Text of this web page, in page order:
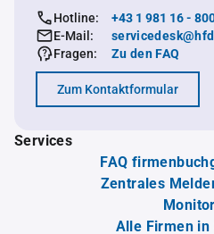
Hotline:
+43 1 981 16 -
E-Mail:
Fragen:
Zu den FAQ
Zum Kontaktformular
Services
FAQ
Zentrales
Alle Firmen in